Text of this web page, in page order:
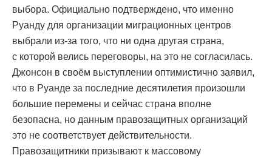
выбора. Официально подтверждено, что именно
Руанду для организации миграционных центров
выбрали из-за того, что ни одна другая страна,
с которой велись переговоры, на это не согласилась.
Джонсон в своём выступлении оптимистично заявил,
что в Руанде за последние десятилетия произошли
большие перемены и сейчас страна вполне
безопасна, но данным правозащитных организаций
это не соответствует действительности.
Правозащитники призывают к массовому